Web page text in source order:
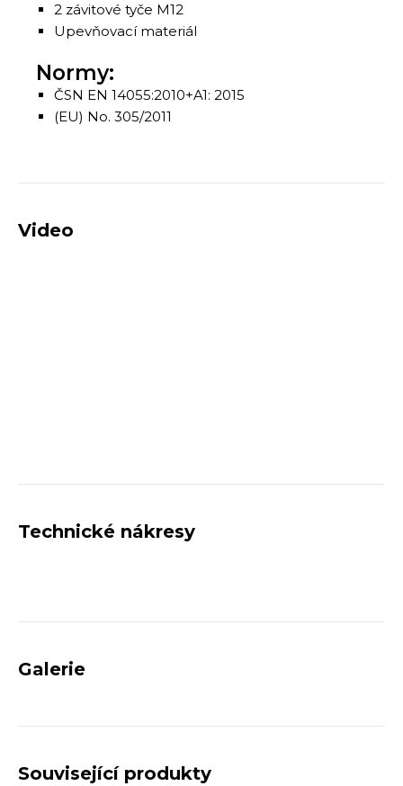
2 závitové tyče M12
Upevňovací materiál
Normy:
ČSN EN 14055:2010+A1: 2015
(EU) No. 305/2011
Video
Technické nákresy
Galerie
Související produkty